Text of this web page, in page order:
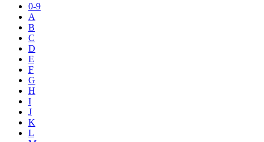
0-9
A
B
C
D
E
F
G
H
I
J
K
L